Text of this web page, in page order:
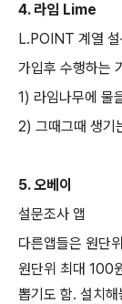
4. 라임 Lime
L.POINT 계열 설
가입후 수행하는
1) 라임나무에 물
2) 그때그때 생기
5. 오베이
설문조사 앱
다른앱들은 원단
원단위 최대 100
뽑기도 함. 설치